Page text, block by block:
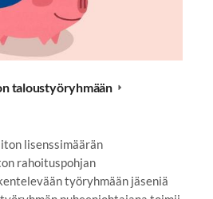
taloustyöryhmään
lisenssimäärän
rahoituspohjan
työryhmään jäseniä